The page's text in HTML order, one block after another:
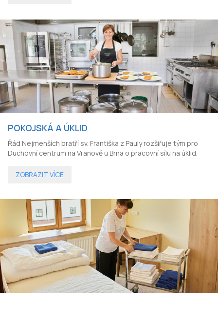
POKOJSKÁ A ÚKLID
Řád Nejmenších bratří sv. Františka z Pauly rozšiřuje tým pro
Duchovní centrum na Vranově u Brna o pracovní sílu na úklid.
ZOBRAZIT VÍCE